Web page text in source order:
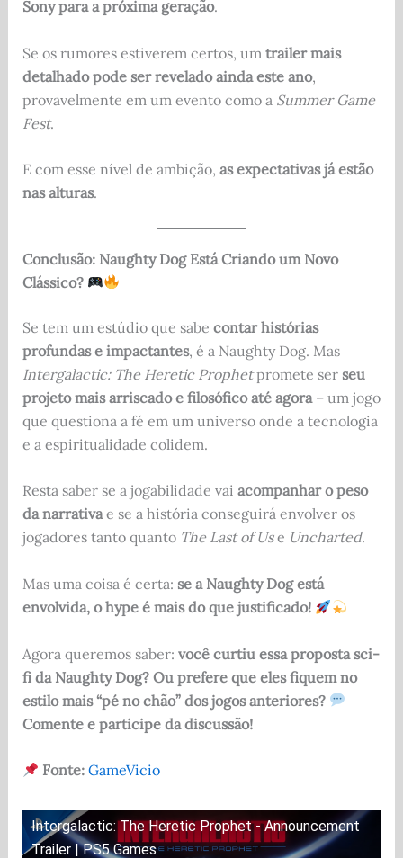
Sony para a próxima geração.
Se os rumores estiverem certos, um trailer mais
detalhado pode ser revelado ainda este ano,
provavelmente em um evento como a Summer Game
Fest.
E com esse nível de ambição, as expectativas já estão
nas alturas.
Conclusão: Naughty Dog Está Criando um Novo
Clássico?
Se tem um estúdio que sabe contar histórias
profundas e impactantes, é a Naughty Dog. Mas
Intergalactic: The Heretic Prophetpromete ser seu
projeto mais arriscado e filosófico até agora– um jogo
que questiona a fé em um universo onde a tecnologia
e a espiritualidade colidem.
Resta saber se a jogabilidade vai acompanhar o peso
da narrativae se a história conseguirá envolver os
jogadores tanto quanto The Last of Use Uncharted.
Mas uma coisa é certa: se a Naughty Dog está
envolvida, o hype é mais do que justificado!
Agora queremos saber: você curtiu essa proposta sci-
fi da Naughty Dog? Ou prefere que eles fiquem no
estilo mais “pé no chão” dos jogos anteriores?
Comente e participe da discussão!
Fonte: GameVicio
Intergalactic: The Heretic Prophet - Announcement
Trailer | PS5 Games